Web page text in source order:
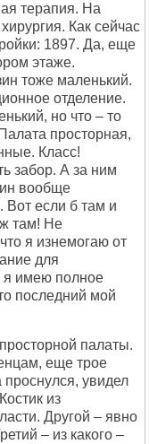
терапия. На
Как сейчас
1897. Да, еще
этаже.
тоже маленький.
отделение.
но что – то
просторная,
Класс!
забор. А за ним
вообще
если б там и
там! Не
я изнемогаю от
для
я имею полное
последний мой
палаты.
еще трое
увидел
из
Другой – явно
– из какого –